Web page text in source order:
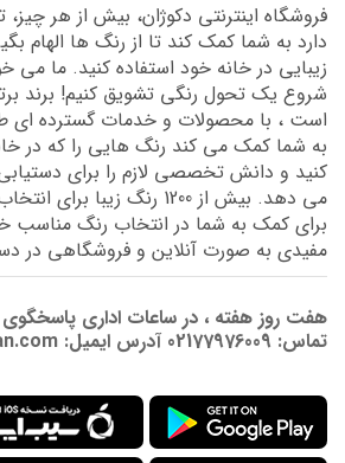
فروشگاه اینترنتی دکوژان، بیش از هر
دارد به شما کمک کند تا از رنگ ها الهام
زیبایی در خانه خود استفاده کنید. ما می
شروع یک تحول رنگی تشویق کنیم! برند
است ، با محصولات و خدمات گسترده
به شما کمک می کند رنگ هایی را که در
کنید و دانش تخصصی لازم را برای
می دهد. بیش از 1200 رنگ زیبا
برای کمک به شما در انتخاب رنگ مناسب
مفیدی به صورت آنلاین و فروشگاهی در
هفت روز هفته ، در ساعات اداری
تماس: 02177976009 آدرس ایمیل: info@decozhan.com